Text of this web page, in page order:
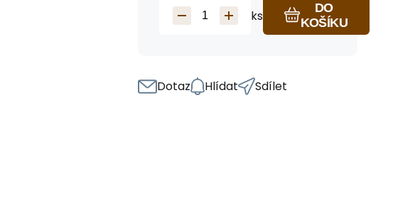
ks
DO
KOŠÍKU
Dotaz Hlídat Sdílet